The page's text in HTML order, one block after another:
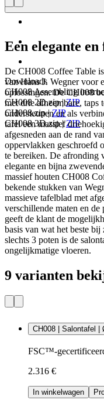
Downloads
CH008 Assembling
CH008 2D.zip|ZIP
CH008.zip|ZIP
CH008 3D.zip|ZIP
Een elegante
De CH008 Coffee Table
van Hans J. Wegner voor
oplossingen. De CH008
met drie afneembare, taps
ondersteunen en als
tafel een massief
afgesneden aan de rand
oppervlakken geschroefd
te bereiken. De afronding
elegante en bijna
massief houten CH008
bekende stukken van
massieve tafelblad met
verschillende maten en
geeft de klant de
basis van wat het beste
slechts 3 poten is de
ongelijkmatige vloeren.
9 varianten
CH008 | Salontafel |
FSC™-
2.316 €
In winkelwagen